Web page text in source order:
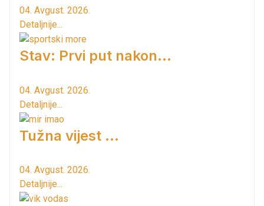
04. Avgust. 2026.
Detaljnije...
Stav: Prvi put nakon…
04. Avgust. 2026.
Detaljnije...
Tužna vijest ...
04. Avgust. 2026.
Detaljnije...